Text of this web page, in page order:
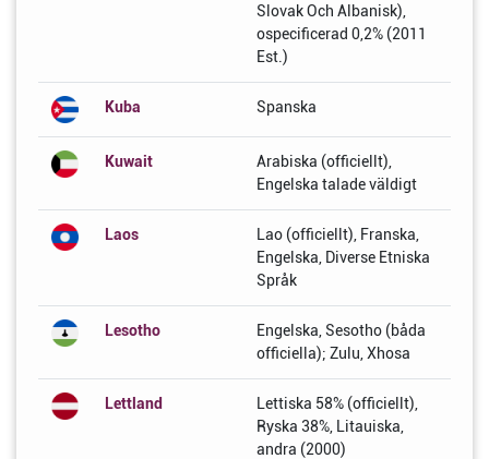
Slovak Och Albanisk),
ospecificerad 0,2% (2011
Est.)
Kuba Spanska
Kuwait
Arabiska (officiellt),
Engelska talade väldigt
Laos
Lao (officiellt), Franska,
Engelska, Diverse Etniska
Språk
Lesotho
Engelska, Sesotho (båda
officiella); Zulu, Xhosa
Lettland
Lettiska 58% (officiellt),
Ryska 38%, Litauiska,
andra (2000)